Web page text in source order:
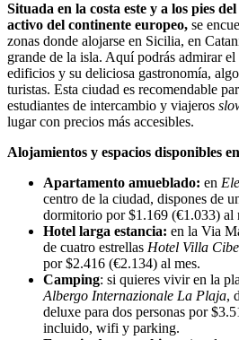
Situada en la costa este y a los pies
activo del continente europeo, se
zonas donde alojarse en Sicilia, en
grande de la isla. Aquí podrás admirar el
edificios y su deliciosa gastronomía,
turistas. Esta ciudad es recomendable
estudiantes de intercambio y viajeros
lugar con precios más accesibles.
Alojamientos y espacios disponibles
Apartamento amueblado: en
centro de la ciudad, dispones de
dormitorio por $1.169 (€1.033) al
Hotel larga estancia: en la Via
de cuatro estrellas Hotel Villa
por $2.416 (€2.134) al mes.
Camping: si quieres vivir en la
Albergo Internazionale La Plaja,
deluxe para dos personas por
incluido, wifi y parking.